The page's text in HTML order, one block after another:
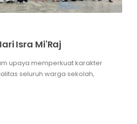
Isra Mi'Raj
upaya memperkuat karakter
seluruh warga sekolah,